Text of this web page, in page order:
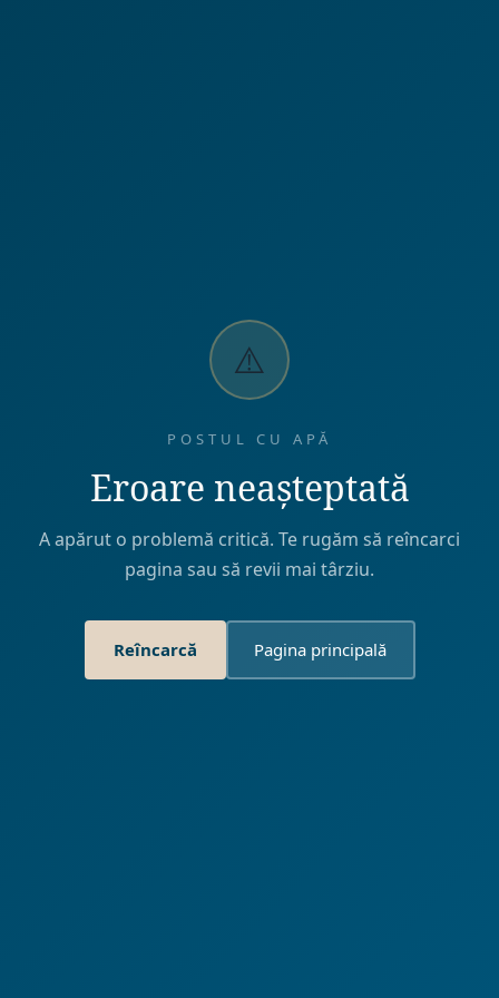
⚠️
POSTUL CU APĂ
Eroare neașteptată
A apărut o problemă critică. Te rugăm să reîncarci
pagina sau să revii mai târziu.
Reîncarcă Pagina principală